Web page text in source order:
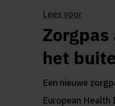
Lees voor
het
Een nieuwe
European Health